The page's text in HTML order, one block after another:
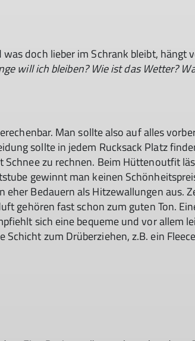
doch lieber im Schrank bleibt, hängt
will ich bleiben? Wie ist das Wetter?
Man sollte also auf alles
sollte in jedem Rucksack Platz
Schnee zu rechnen. Beim Hüttenoutfit
gewinnt man keinen
eher Bedauern als Hitzewallungen aus.
gehören fast schon zum guten Ton.
sich eine bequeme und vor allem
zum Drüberziehen, z.B. ein